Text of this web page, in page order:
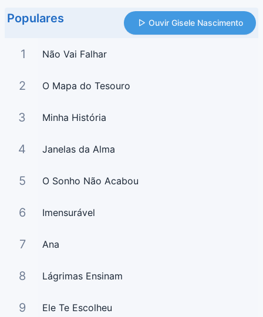
Populares Ouvir Gisele Nascimento
1 Não Vai Falhar
2 O Mapa do Tesouro
3 Minha História
4 Janelas da Alma
5 O Sonho Não Acabou
6 Imensurável
7 Ana
8 Lágrimas Ensinam
9 Ele Te Escolheu